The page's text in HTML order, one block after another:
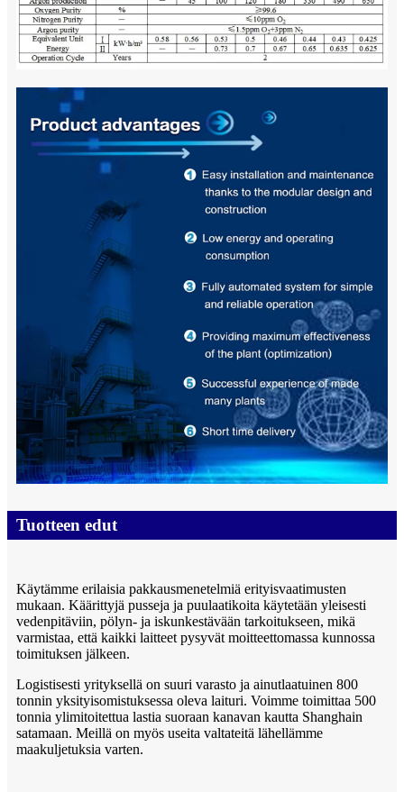
Tuotteen edut
Käytämme erilaisia ​​pakkausmenetelmiä erityisvaatimusten
mukaan. Käärittyjä pusseja ja puulaatikoita käytetään yleisesti
vedenpitäviin, pölyn- ja iskunkestävään tarkoitukseen, mikä
varmistaa, että kaikki laitteet pysyvät moitteettomassa kunnossa
toimituksen jälkeen.
Logistisesti yrityksellä on suuri varasto ja ainutlaatuinen 800
tonnin yksityisomistuksessa oleva laituri. Voimme toimittaa 500
tonnia ylimitoitettua lastia suoraan kanavan kautta Shanghain
satamaan. Meillä on myös useita valtateitä lähellämme
maakuljetuksia varten.